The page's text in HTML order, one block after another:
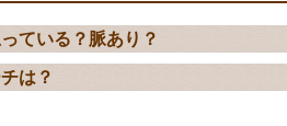
ている？脈あり？
は？